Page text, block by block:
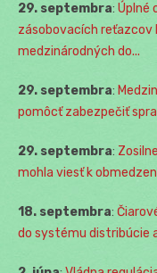
29. septembra: Úplné
zásobovacích reťazcov
medzinárodných do...
29. septembra:
pomôcť zabezpečiť
29. septembra:
mohla viesť k
18. septembra:
do systému distribúcie